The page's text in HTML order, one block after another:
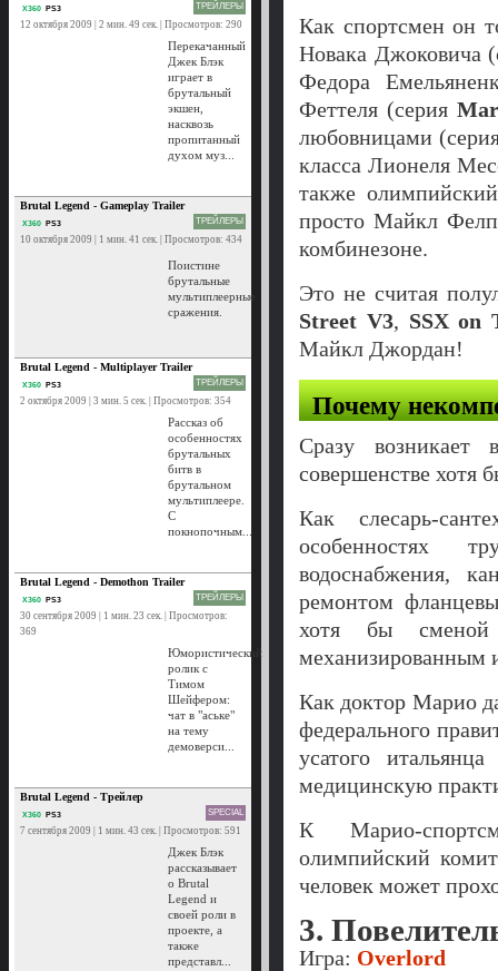
X360 PS3 ТРЕЙЛЕРЫ
12 октября 2009 | 2 мин. 49 сек. | Просмотров: 290
Перекачанный
Джек Блэк
играет в
брутальный
экшен,
насквозь
пропитанный
духом муз...
Brutal Legend - Gameplay Trailer
X360 PS3 ТРЕЙЛЕРЫ
10 октября 2009 | 1 мин. 41 сек. | Просмотров: 434
Поистине
брутальные
мультиплеерные
сражения.
Brutal Legend - Multiplayer Trailer
X360 PS3 ТРЕЙЛЕРЫ
2 октября 2009 | 3 мин. 5 сек. | Просмотров: 354
Рассказ об
особенностях
брутальных
битв в
брутальном
мультиплеере.
С
покнопочным...
Brutal Legend - Demothon Trailer
X360 PS3 ТРЕЙЛЕРЫ
30 сентября 2009 | 1 мин. 23 сек. | Просмотров:
369
Юмористический
ролик с
Тимом
Шейфером:
чат в "аське"
на тему
демоверси...
Brutal Legend - Трейлер
X360 PS3 SPECIAL
7 сентября 2009 | 1 мин. 43 сек. | Просмотров: 591
Джек Блэк
рассказывает
о Brutal
Legend и
своей роли в
проекте, а
также
представл...
Как спортсмен он
Новака Джоковича
Федора
Феттеля (серия
любовницами
класса Лионеля
также
просто Майкл
комбинезоне.
Это не считая
Street V3, SSX on
Майкл Джордан!
Почему
Сразу
совершенстве
Как слесарь-
особенностях
водоснабжения,
ремонтом
хотя бы
механизированным
Как доктор Марио
федерального
усатого
медицинскую
К Марио-
олимпийский
человек может
3.
Игра: Overlord